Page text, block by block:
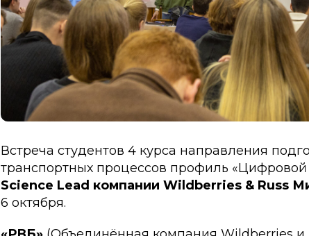
Встреча студентов 4 курса направления
транспортных процессов профиль «Цифровой
Science Lead компании Wildberries & Russ
6 октября.